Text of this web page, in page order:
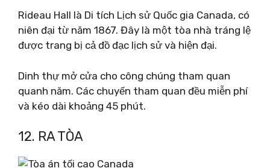
Rideau Hall là Di tích Lịch sử Quốc gia Canada, có
niên đại từ năm 1867. Đây là một tòa nhà tráng lệ
được trang bị cả đồ đạc lịch sử và hiện đại.
Dinh thự mở cửa cho công chúng tham quan
quanh năm. Các chuyến tham quan đều miễn phí
và kéo dài khoảng 45 phút.
12. RA TÒA